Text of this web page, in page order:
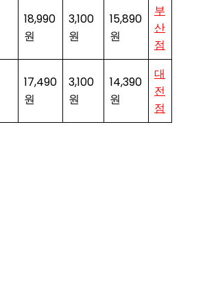
18,990
원
3,100
원
15,890
원
부
산
점
17,490
원
3,100
원
14,390
원
대
전
점